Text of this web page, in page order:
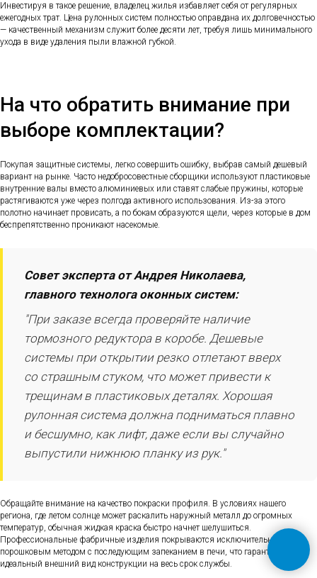
Инвестируя в такое решение, владелец жилья избавляет себя от регулярных
ежегодных трат. Цена рулонных систем полностью оправдана их долговечностью
— качественный механизм служит более десяти лет, требуя лишь минимального
ухода в виде удаления пыли влажной губкой.
На что обратить внимание при
выборе комплектации?
Покупая защитные системы, легко совершить ошибку, выбрав самый дешевый
вариант на рынке. Часто недобросовестные сборщики используют пластиковые
внутренние валы вместо алюминиевых или ставят слабые пружины, которые
растягиваются уже через полгода активного использования. Из-за этого
полотно начинает провисать, а по бокам образуются щели, через которые в дом
беспрепятственно проникают насекомые.
Совет эксперта от Андрея Николаева,
главного технолога оконных систем:
"При заказе всегда проверяйте наличие
тормозного редуктора в коробе. Дешевые
системы при открытии резко отлетают вверх
со страшным стуком, что может привести к
трещинам в пластиковых деталях. Хорошая
рулонная система должна подниматься плавно
и бесшумно, как лифт, даже если вы случайно
выпустили нижнюю планку из рук."
Обращайте внимание на качество покраски профиля. В условиях нашего
региона, где летом солнце может раскалить наружный металл до огромных
температур, обычная жидкая краска быстро начнет шелушиться.
Профессиональные фабричные изделия покрываются исключительно
порошковым методом с последующим запеканием в печи, что гарантирует
идеальный внешний вид конструкции на весь срок службы.